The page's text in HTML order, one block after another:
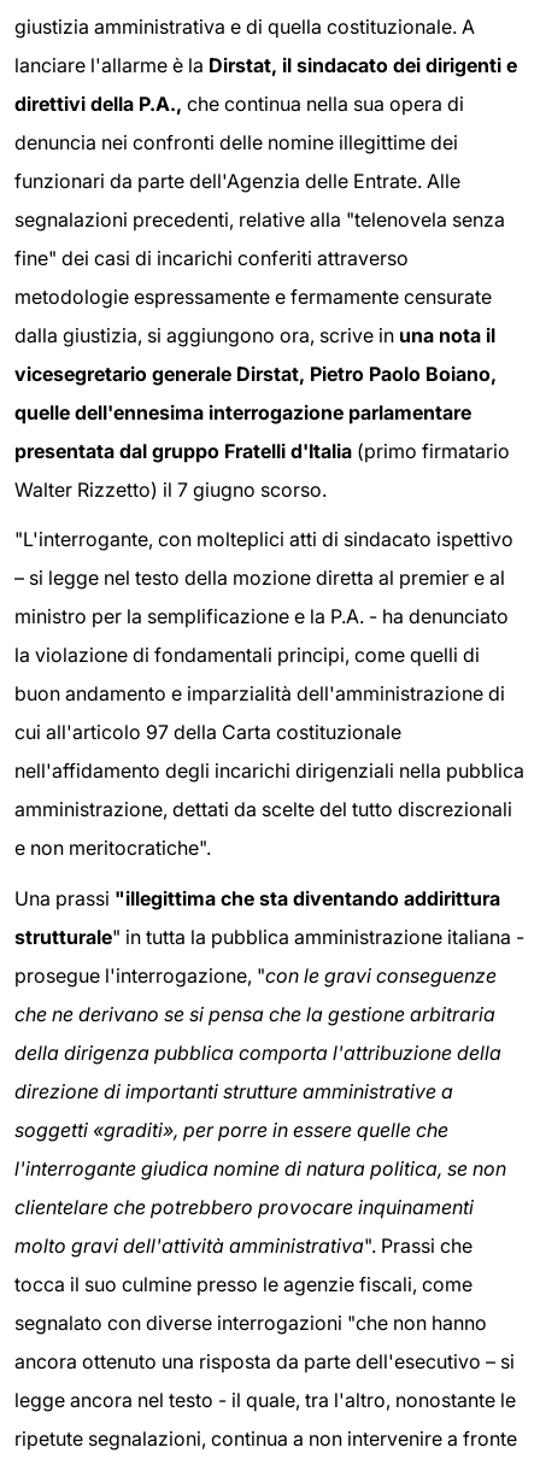
giustizia amministrativa e di quella costituzionale. A
lanciare l'allarme è la Dirstat, il sindacato dei dirigenti e
direttivi della P.A., che continua nella sua opera di
denuncia nei confronti delle nomine illegittime dei
funzionari da parte dell'Agenzia delle Entrate. Alle
segnalazioni precedenti, relative alla "telenovela senza
fine" dei casi di incarichi conferiti attraverso
metodologie espressamente e fermamente censurate
dalla giustizia, si aggiungono ora, scrive in una nota il
vicesegretario generale Dirstat, Pietro Paolo Boiano,
quelle dell'ennesima interrogazione parlamentare
presentata dal gruppo Fratelli d'Italia (primo firmatario
Walter Rizzetto) il 7 giugno scorso.
"L'interrogante, con molteplici atti di sindacato ispettivo
– si legge nel testo della mozione diretta al premier e al
ministro per la semplificazione e la P.A. - ha denunciato
la violazione di fondamentali principi, come quelli di
buon andamento e imparzialità dell'amministrazione di
cui all'articolo 97 della Carta costituzionale
nell'affidamento degli incarichi dirigenziali nella pubblica
amministrazione, dettati da scelte del tutto discrezionali
e non meritocratiche".
Una prassi "illegittima che sta diventando addirittura
strutturale" in tutta la pubblica amministrazione italiana -
prosegue l'interrogazione, "con le gravi conseguenze
che ne derivano se si pensa che la gestione arbitraria
della dirigenza pubblica comporta l'attribuzione della
direzione di importanti strutture amministrative a
soggetti «graditi», per porre in essere quelle che
l'interrogante giudica nomine di natura politica, se non
clientelare che potrebbero provocare inquinamenti
molto gravi dell'attività amministrativa". Prassi che
tocca il suo culmine presso le agenzie fiscali, come
segnalato con diverse interrogazioni "che non hanno
ancora ottenuto una risposta da parte dell'esecutivo – si
legge ancora nel testo - il quale, tra l'altro, nonostante le
ripetute segnalazioni, continua a non intervenire a fronte